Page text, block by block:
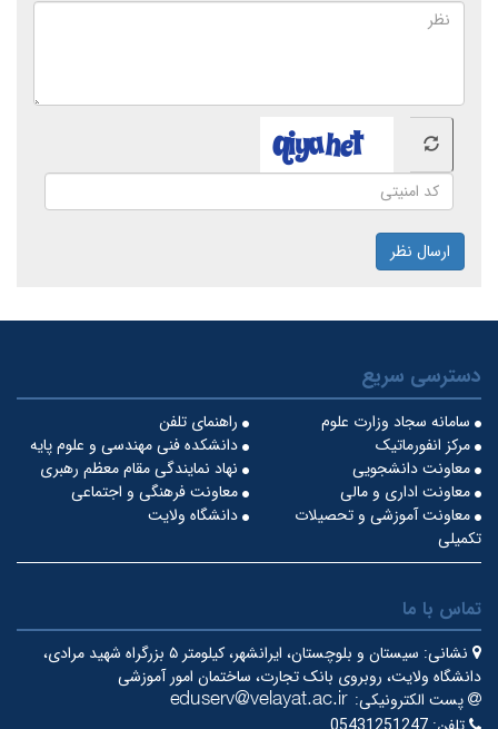
ارسال نظر
دسترسی سریع
راهنمای تلفن
سامانه سجاد وزارت علوم
دانشکده فنی مهندسی و علوم پایه
مرکز انفورماتیک
نهاد نمایندگی مقام معظم رهبری
معاونت دانشجویی
معاونت فرهنگی و اجتماعی
معاونت اداری و مالی
دانشگاه ولایت
معاونت آموزشی و تحصیلات
تکمیلی
تماس با ما
نشانی:
سیستان و بلوچستان، ایرانشهر، کیلومتر ۵ بزرگراه شهید مرادی،
دانشگاه ولایت، روبروی بانک تجارت، ساختمان امور آموزشی
پست الکترونیکی: